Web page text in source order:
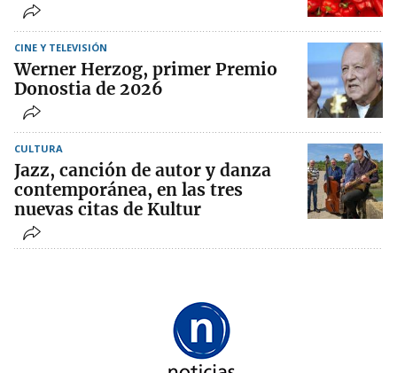
CINE Y TELEVISIÓN
Werner Herzog, primer Premio
Donostia de 2026
CULTURA
Jazz, canción de autor y danza
contemporánea, en las tres
nuevas citas de Kultur